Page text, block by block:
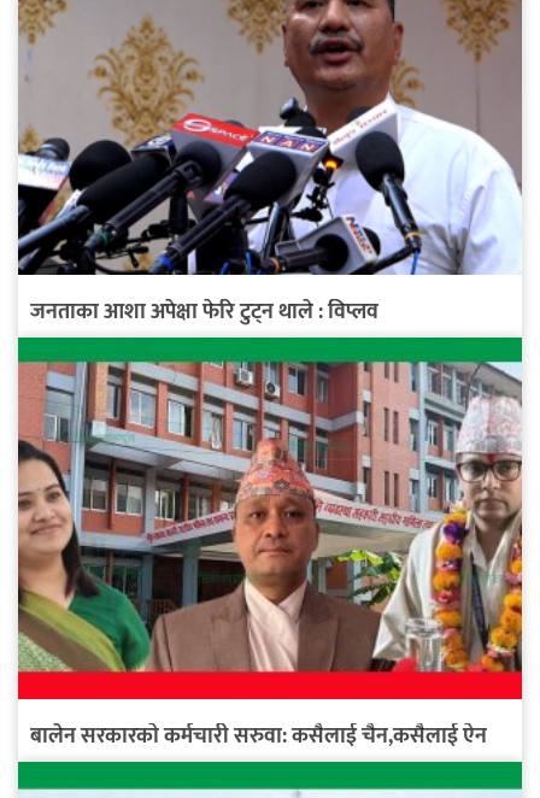
जनताका आशा अपेक्षा फेरि टुट्न थाले : विप्लव
बालेन सरकारको कर्मचारी सरुवा: कसैलाई चैन,कसैलाई ऐन